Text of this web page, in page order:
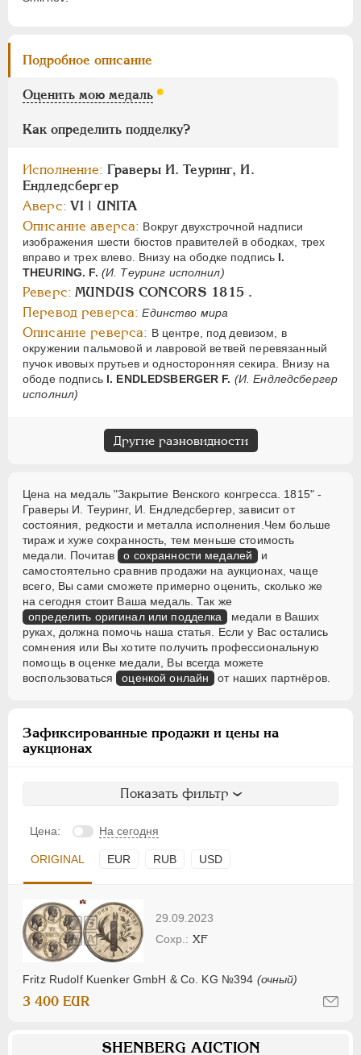
Подробное описание
Оценить мою медаль
Как определить подделку?
Исполнение: Граверы И. Теуринг, И.
Ендледсбергер
Аверс: VI | UNITA
Описание аверса: Вокруг двухстрочной надписи
изображения шести бюстов правителей в ободках, трех
вправо и трех влево. Внизу на ободке подпись I.
THEURING. F. (И. Теуринг исполнил)
Реверс: MUNDUS CONCORS 1815 .
Перевод реверса: Единство мира
Описание реверса: В центре, под девизом, в
окружении пальмовой и лавровой ветвей перевязанный
пучок ивовых прутьев и односторонняя секира. Внизу на
ободе подпись I. ENDLEDSBERGER F. (И. Ендледсбергер
исполнил)
Другие разновидности
Цена на медаль "Закрытие Венского конгресса. 1815" -
Граверы И. Теуринг, И. Ендледсбергер, зависит от
состояния, редкости и металла исполнения.Чем больше
тираж и хуже сохранность, тем меньше стоимость
медали. Почитав о сохранности медалей
и
самостоятельно сравнив продажи на аукционах, чаще
всего, Вы сами сможете примерно оценить, сколько же
на сегодня стоит Ваша медаль. Так же
определить оригинал или подделка
медали в Ваших
руках, должна помочь наша статья. Если у Вас остались
сомнения или Вы хотите получить профессиональную
помощь в оценке медали, Вы всегда можете
воспользоваться оценкой онлайн от наших партнёров.
Зафиксированные продажи и цены на
аукционах
Показать фильтр
Цена: На сегодня
ORIGINAL EUR RUB USD
29.09.2023
Fritz Rudolf Kuenker GmbH & Co. KG №394 (очный)
XF
3 400 EUR
SHENBERG AUCTION
Цифры
АЛЕКСАНДР II 1855-1881
АЛЕКСАНДР III 1881-1894
СЕРИИ МЕДАЛЕЙ 1600-1881